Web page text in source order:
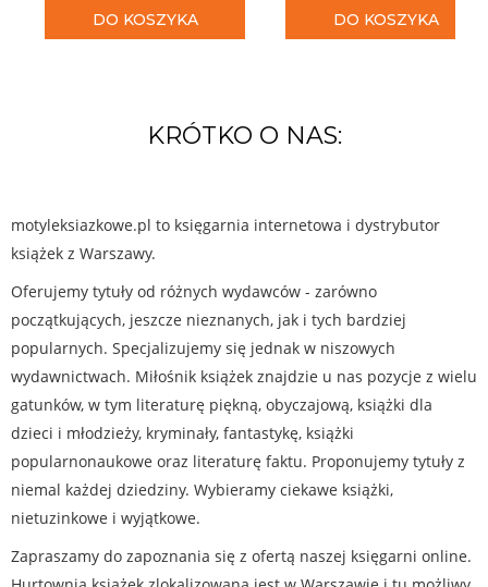
DO KOSZYKA DO KOSZYKA
KRÓTKO O NAS:
motyleksiazkowe.pl to księgarnia internetowa i dystrybutor
książek z Warszawy.
Oferujemy tytuły od różnych wydawców - zarówno
początkujących, jeszcze nieznanych, jak i tych bardziej
popularnych. Specjalizujemy się jednak w niszowych
wydawnictwach. Miłośnik książek znajdzie u nas pozycje z wielu
gatunków, w tym literaturę piękną, obyczajową, książki dla
dzieci i młodzieży, kryminały, fantastykę, książki
popularnonaukowe oraz literaturę faktu. Proponujemy tytuły z
niemal każdej dziedziny. Wybieramy ciekawe książki,
nietuzinkowe i wyjątkowe.
Zapraszamy do zapoznania się z ofertą naszej księgarni online.